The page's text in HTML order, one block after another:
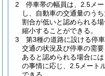
2
停車帯の幅員は、2.5メー
し、自動車の交通量のう
割合が低いと認められる
縮小することができる。
3
第3種の道路に設ける停
交通の状況及び停車の需
あると認められる場合には
の事情に応じ、2.5メート